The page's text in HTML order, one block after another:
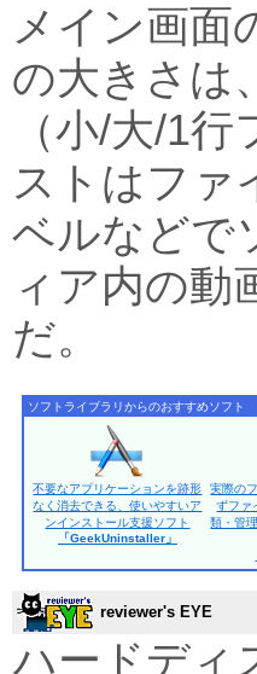
メイン画面
の大きさは
（小/大/1
ストはファ
ベルなどで
ィア内の動
だ。
ソフトライブラリからのおすすめソフト
不要なアプリケーションを跡形
なく消去できる、使いやすいア
ンインストール支援ソフト
「GeekUninstaller」
実際の
ずファ
類・管
reviewer's EYE
ハードディ